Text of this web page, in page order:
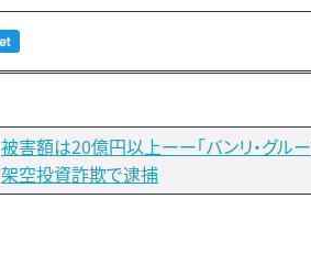
被害額は20億円以上ーー「バンリ・グルー
架空投資詐欺で逮捕